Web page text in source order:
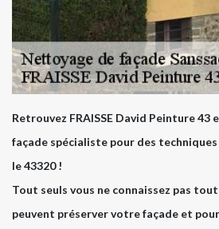
Retrouvez FRAISSE David Peinture
façade spécialiste pour des techniques
le 43320 !
Tout seuls vous ne connaissez pas
peuvent préserver votre façade et